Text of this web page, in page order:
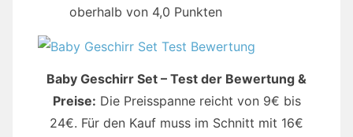
oberhalb von 4,0 Punkten
Baby Geschirr Set – Test der Bewertung &
Preise: Die Preisspanne reicht von 9€ bis
24€. Für den Kauf muss im Schnitt mit 16€